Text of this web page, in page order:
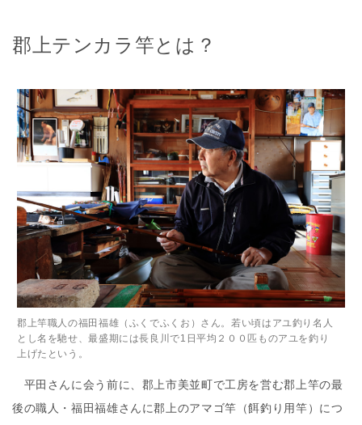
郡上テンカラ竿とは？
郡上竿職人の福田福雄（ふくでふくお）さん。若い頃はアユ釣り名人
とし名を馳せ、最盛期には長良川で1日平均２００匹ものアユを釣り
上げたという。
平田さんに会う前に、郡上市美並町で工房を営む郡上竿の最
後の職人・福田福雄さんに郡上のアマゴ竿（餌釣り用竿）につ